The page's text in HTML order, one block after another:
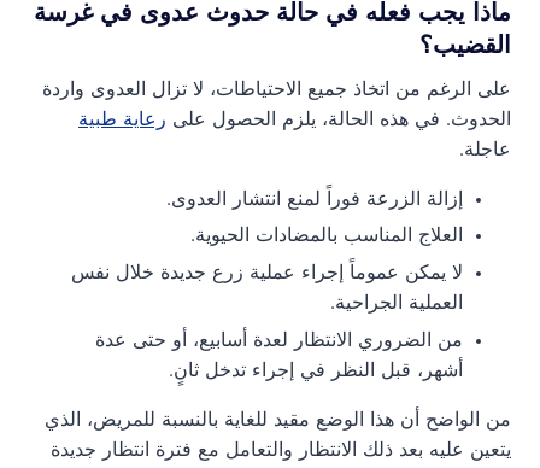
ماذا يجب فعله في حالة حدوث عدوى في غرسة
القضيب؟
على الرغم من اتخاذ جميع الاحتياطات، لا تزال العدوى واردة
الحدوث. في هذه الحالة، يلزم الحصول على رعاية طبية
عاجلة.
إزالة الزرعة فوراً لمنع انتشار العدوى.
العلاج المناسب بالمضادات الحيوية.
لا يمكن عموماً إجراء عملية زرع جديدة خلال نفس
العملية الجراحية.
من الضروري الانتظار لعدة أسابيع، أو حتى عدة
أشهر، قبل النظر في إجراء تدخل ثانٍ.
من الواضح أن هذا الوضع مقيد للغاية بالنسبة للمريض، الذي
يتعين عليه بعد ذلك الانتظار والتعامل مع فترة انتظار جديدة